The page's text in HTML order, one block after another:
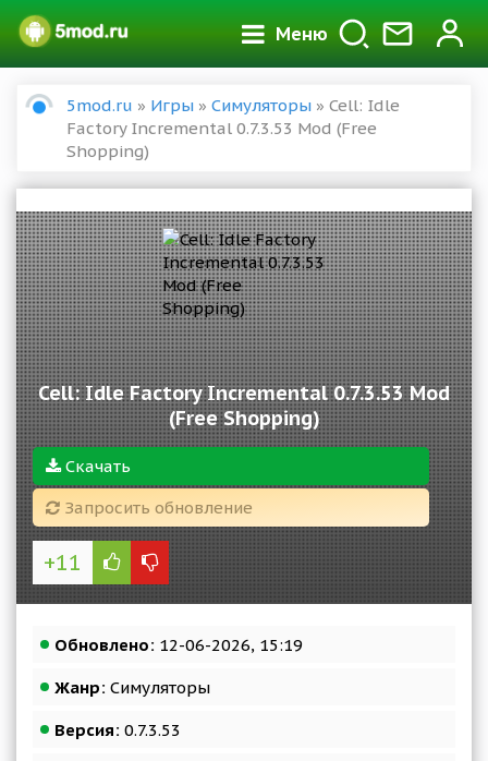
Меню
5mod.ru » Игры » Симуляторы » Cell: Idle
Factory Incremental 0.7.3.53 Mod (Free
Shopping)
Cell: Idle Factory Incremental 0.7.3.53 Mod
(Free Shopping)
Скачать
Запросить обновление
+11
Обновлено: 12-06-2026, 15:19
Жанр: Симуляторы
Версия: 0.7.3.53